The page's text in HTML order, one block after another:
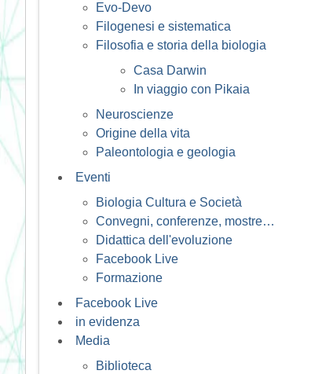
Evo-Devo
Filogenesi e sistematica
Filosofia e storia della biologia
Casa Darwin
In viaggio con Pikaia
Neuroscienze
Origine della vita
Paleontologia e geologia
Eventi
Biologia Cultura e Società
Convegni, conferenze, mostre…
Didattica dell'evoluzione
Facebook Live
Formazione
Facebook Live
in evidenza
Media
Biblioteca